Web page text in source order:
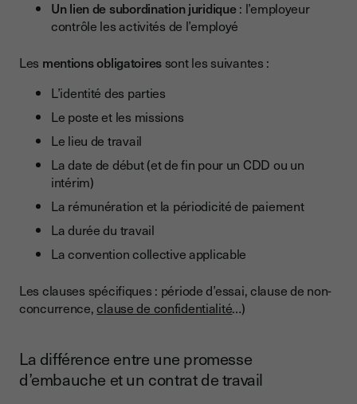
Un lien de subordination juridique: l’employeur
contrôle les activités de l’employé
Les mentions obligatoires sont les suivantes :
L’identité des parties
Le poste et les missions
Le lieu de travail
La date de début (et de fin pour un CDD ou un
intérim)
La rémunération et la périodicité de paiement
La durée du travail
La convention collective applicable
Les clauses spécifiques : période d’essai, clause de non-
concurrence,clause de confidentialité…)
La différence entre une promesse
d’embauche et un contrat de travail